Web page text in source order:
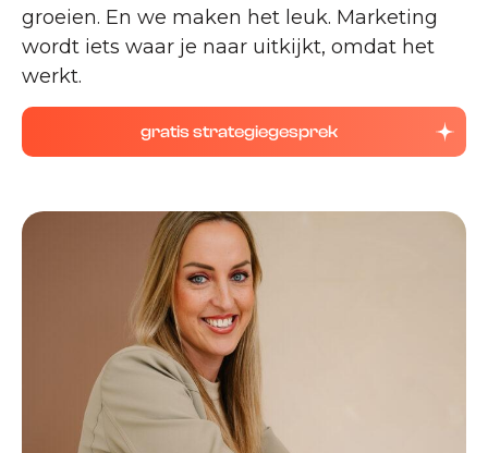
groeien. En we maken het leuk. Marketing
wordt iets waar je naar uitkijkt, omdat het
werkt.
gratis strategiegesprek